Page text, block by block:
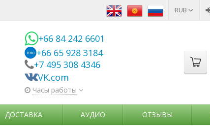
RUB
+66 84 242 6601
imo +66 65 928 3184
+7 495 308 4346
VK.com
Часы работы
ДОСТАВКА АУДИО ОТЗЫВЫ